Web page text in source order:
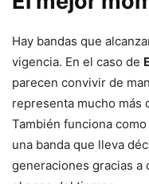
Hay bandas que
vigencia. En el caso de
parecen convivir de
representa mucho más
También funciona
una banda que lleva
generaciones gracias a